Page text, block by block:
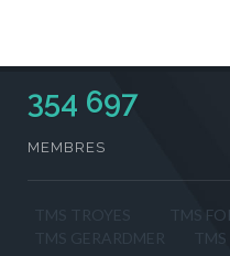
354 697
MEMBRES
TMS TROYES TMS